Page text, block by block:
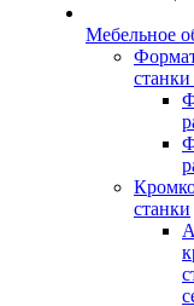
Мебельное
станки